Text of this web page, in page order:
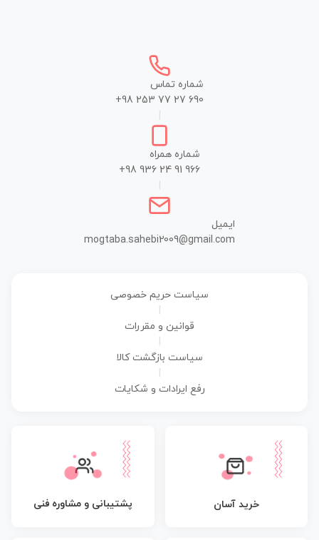
شماره تماس
+98 253 77 27 690
شماره همراه
+98 936 24 91 966
ایمیل
mogtaba.sahebi2009@gmail.com
سیاست حریم خصوصی
قوانین و مقررات
سیاست بازگشت کالا
رفع ایرادات و شکایات
خرید آسان پشتیبانی و مشاوره فنی